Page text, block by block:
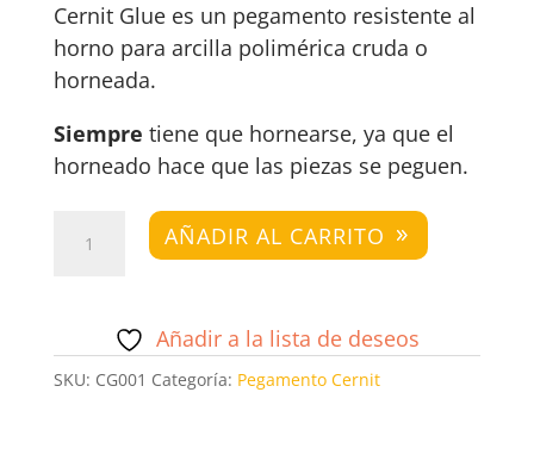
Cernit Glue es un pegamento resistente al
horno para arcilla polimérica cruda o
horneada.
Siempre tiene que hornearse, ya que el
horneado hace que las piezas se peguen.
Glue
AÑADIR AL CARRITO
Añadir a la lista de deseos
SKU: CG001 Categoría: Pegamento Cernit